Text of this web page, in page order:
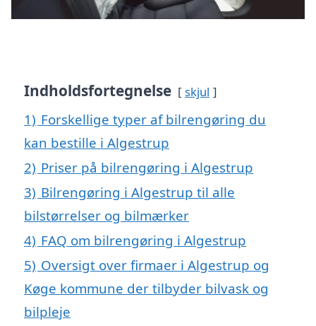
Indholdsfortegnelse skjul
1) Forskellige typer af bilrengøring du
kan bestille i Algestrup
2) Priser på bilrengøring i Algestrup
3) Bilrengøring i Algestrup til alle
bilstørrelser og bilmærker
4) FAQ om bilrengøring i Algestrup
5) Oversigt over firmaer i Algestrup og
Køge kommune der tilbyder bilvask og
bilpleje